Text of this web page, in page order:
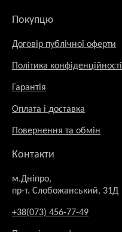
Покупцю
Договір публічної оферти
Політика конфіденційності
Гарантія
Оплата і доставка
Повернення та обмін
Контакти
м.Дніпро,
пр-т. Слобожанський, 31Д
+38(073) 456-77-49